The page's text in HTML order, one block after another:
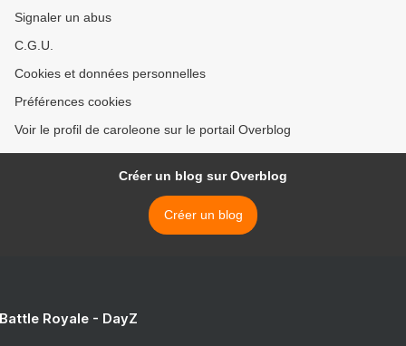
Signaler un abus
C.G.U.
Cookies et données personnelles
Préférences cookies
Voir le profil de caroleone sur le portail Overblog
Créer un blog sur Overblog
Créer un blog
Royale - DayZ